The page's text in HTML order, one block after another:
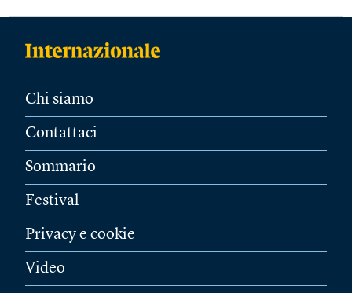
Chi siamo
Contattaci
Sommario
Festival
Privacy e cookie
Video